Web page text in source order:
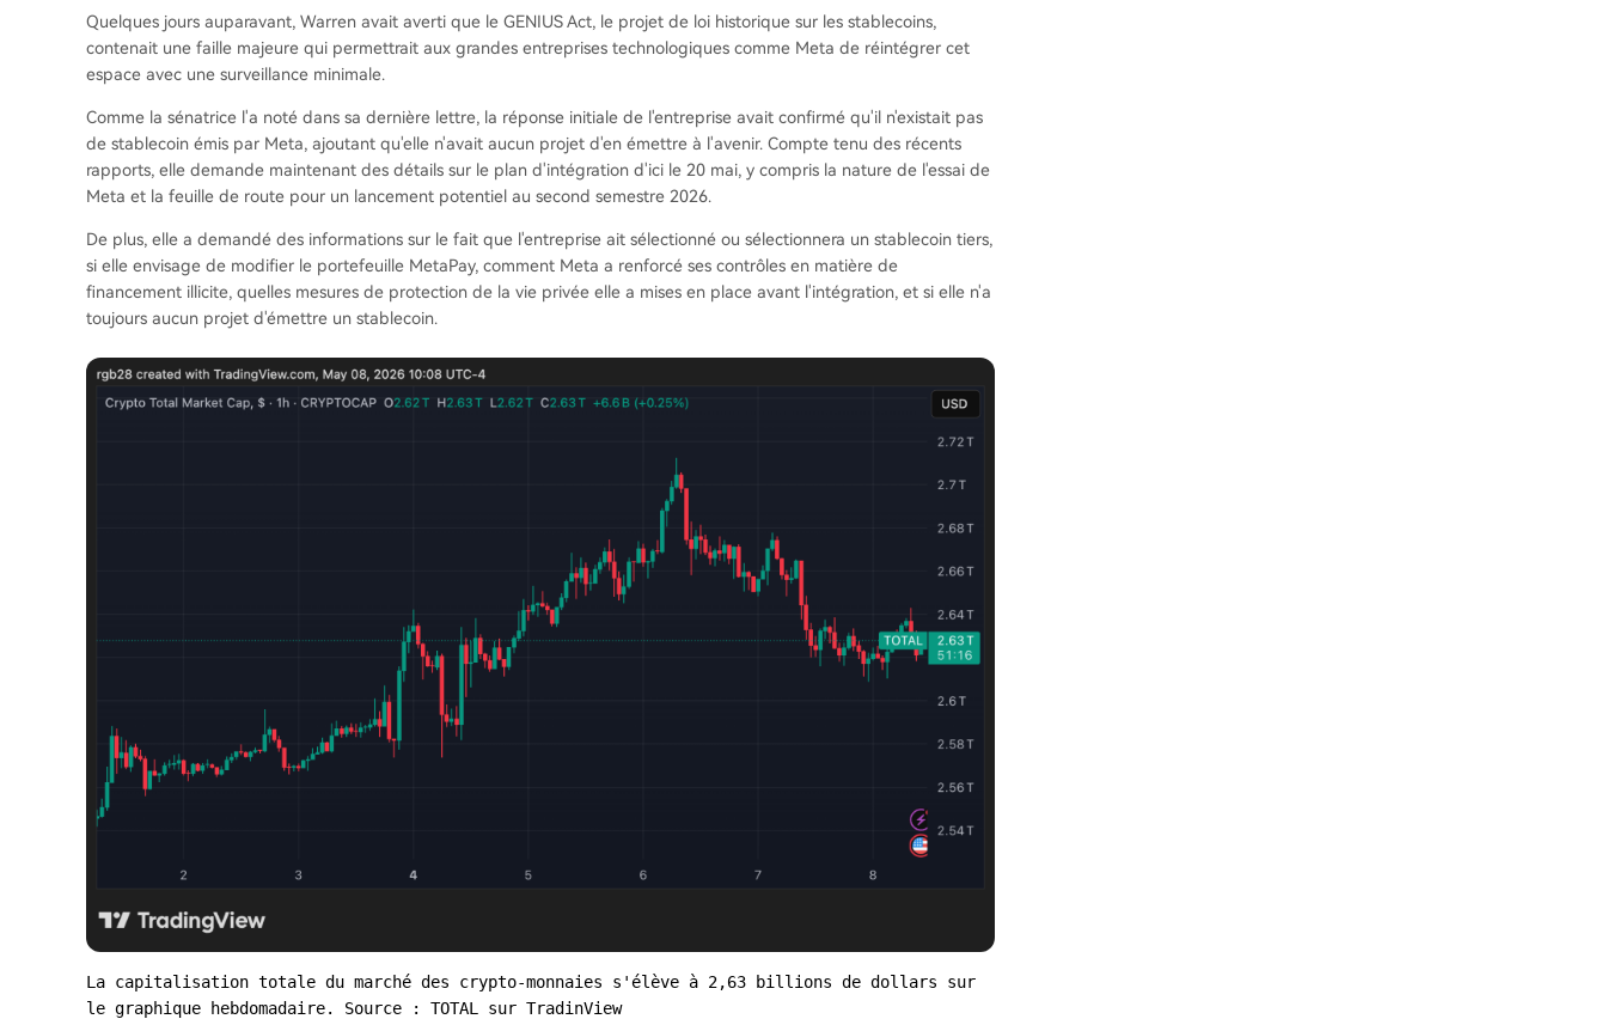
Quelques jours auparavant, Warren avait averti que le GENIUS Act, le projet de loi historique sur les stablecoins,
contenait une faille majeure qui permettrait aux grandes entreprises technologiques comme Meta de réintégrer cet
espace avec une surveillance minimale.
Comme la sénatrice l'a noté dans sa dernière lettre, la réponse initiale de l'entreprise avait confirmé qu'il n'existait pas
de stablecoin émis par Meta, ajoutant qu'elle n'avait aucun projet d'en émettre à l'avenir. Compte tenu des récents
rapports, elle demande maintenant des détails sur le plan d'intégration d'ici le 20 mai, y compris la nature de l'essai de
Meta et la feuille de route pour un lancement potentiel au second semestre 2026.
De plus, elle a demandé des informations sur le fait que l'entreprise ait sélectionné ou sélectionnera un stablecoin tiers,
si elle envisage de modifier le portefeuille MetaPay, comment Meta a renforcé ses contrôles en matière de
financement illicite, quelles mesures de protection de la vie privée elle a mises en place avant l'intégration, et si elle n'a
toujours aucun projet d'émettre un stablecoin.
La capitalisation totale du marché des crypto-monnaies s'élève à 2,63 billions de dollars sur
le graphique hebdomadaire. Source : TOTAL sur TradinView